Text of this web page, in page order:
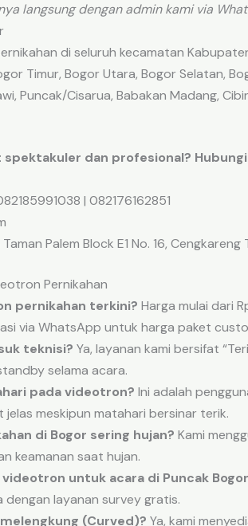
langsung dengan admin kami via
di seluruh kecamatan
Timur, Bogor Utara, Bogor Selatan,
Puncak/Cisarua, Babakan Madang,
dan profesional?
| 082176162851
Palem Block E1 No. 16,
Pernikahan
pernikahan terkini? Harga mulai dari
via WhatsApp untuk harga paket
teknisi? Ya, layanan kami bersifat
selama acara.
pada videotron? Ini adalah
meskipun matahari bersinar terik.
di Bogor sering hujan? Kami
keamanan saat hujan.
untuk acara di Puncak
dengan layanan survey gratis.
(Curved)? Ya, kami